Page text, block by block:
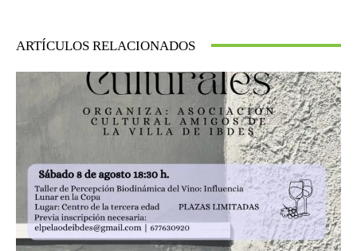
ARTÍCULOS RELACIONADOS